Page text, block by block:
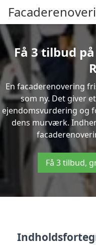
Få 3 tilbud
En facaderenovering
som ny. Det giver
ejendomsvurdering og
dens murværk.
Få 3 tilbud,